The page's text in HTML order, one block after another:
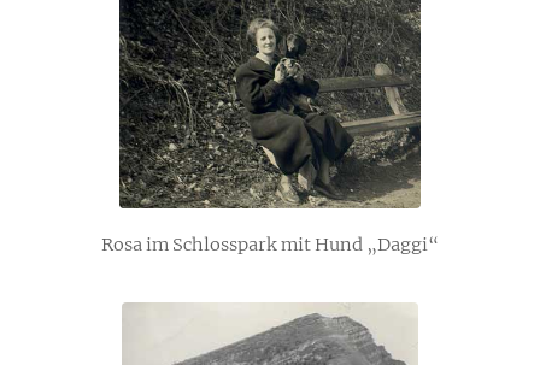
Rosa im Schlosspark mit Hund „Daggi“